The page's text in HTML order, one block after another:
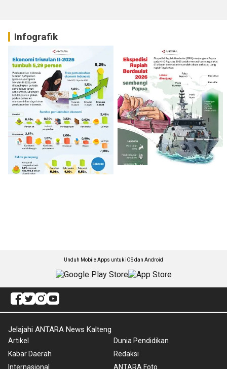
Infografik
Unduh Mobile Apps untuk iOS dan Android
Jelajahi ANTARA News Kalteng
Artikel
Kabar Daerah
Internasional
Dunia Pendidikan
Redaksi
ANTARA Foto